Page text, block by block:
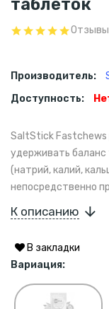
таблеток
Отзывы
Производитель:
Доступность:
SaltStick Fastchews
удерживать
(натрий, калий,
непосредственно
К описанию
В закладки
Вариация: